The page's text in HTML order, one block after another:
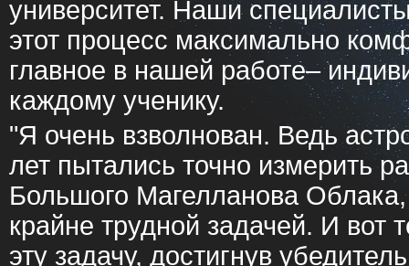
университет. Наши
этот процесс максимально
главное в нашей работе–
каждому ученику.
"Я очень взволнован. Ведь
лет пытались точно измерить
Большого Магелланова Облака,
крайне трудной задачей. И вот
эту задачу, достигнув